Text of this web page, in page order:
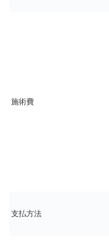
施術費
支払方法